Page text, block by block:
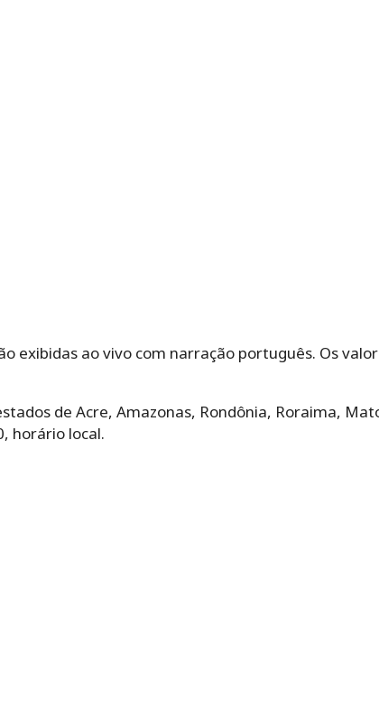
exibidas ao vivo com narração português. Os
de Acre, Amazonas, Rondônia, Roraima,
horário local.